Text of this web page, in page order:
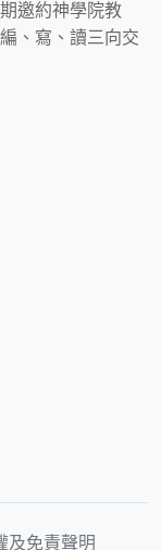
邀約神學院教
、寫、讀三向交
及免責聲明